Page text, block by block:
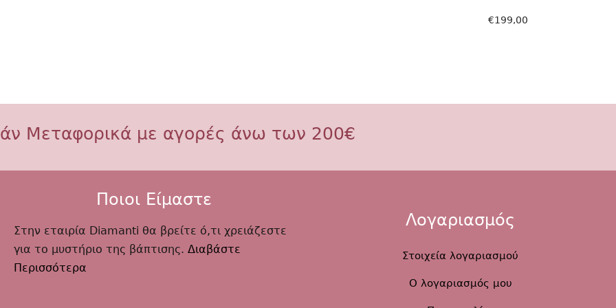
€199,00
Μεταφορικά με αγορές άνω των 200€
Ποιοι Είμαστε
Στην εταιρία Diamanti θα βρείτε ό,τι χρειάζεστε
για το μυστήριο της βάπτισης. Διαβάστε
Περισσότερα
Λογαριασμός
Στοιχεία λογαριασμού
Ο λογαριασμός μου